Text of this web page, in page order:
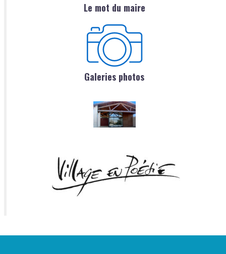
Le mot du maire
Galeries photos